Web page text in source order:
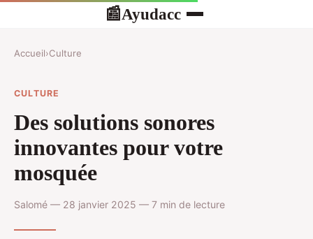
📰Ayudacc
Accueil›Culture
CULTURE
Des solutions sonores
innovantes pour votre
mosquée
Salomé — 28 janvier 2025 — 7 min de lecture